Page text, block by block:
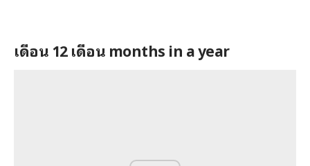
เดือน 12 เดือน months in a year